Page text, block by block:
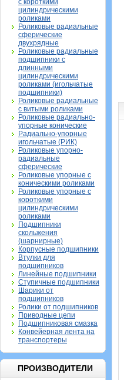
с короткими
цилиндрическими
роликами
Роликовые радиальные
сферические
двухрядные
Роликовые радиальные
подшипники с
длинными
цилиндрическими
роликами (игольчатые
подшипники)
Роликовые радиальные
с витыми роликами
Роликовые радиально-
упорные конические
Радиально-упорные
игольчатые (РИК)
Роликовые упорно-
радиальные
сферические
Роликовые упорные с
коническими роликами
Роликовые упорные с
короткими
цилиндрическими
роликами
Подшипники
скольжения
(шарнирные)
Корпусные подшипники
Втулки для
подшипников
Линейные подшипники
Ступичные подшипники
Шарики от
подшипников
Ролики от подшипников
Приводные цепи
Подшипниковая смазка
Конвейерная лента на
транспортеры
ПРОИЗВОДИТЕЛИ